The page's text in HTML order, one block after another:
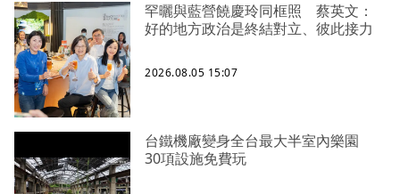
罕曬與藍營饒慶玲同框照 蔡英文：
好的地方政治是終結對立、彼此接力
2026.08.05 15:07
台鐵機廠變身全台最大半室內樂園
30項設施免費玩